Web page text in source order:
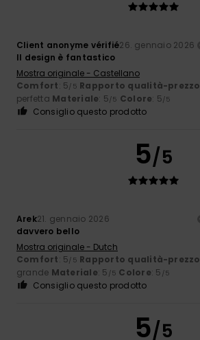
Client anonyme vérifié26. gennaio 2026
Il design è fantastico
Mostra originale - Castellano
Comfort: 5/5 Rapporto qualità-prezzo
perfetta Materiale: 5/5 Colore: 5/5
Consiglio questo prodotto
5/5
Arek21. gennaio 2026
davvero bello
Mostra originale - Dutch
Comfort: 5/5 Rapporto qualità-prezzo
grande Materiale: 5 /5 Colore: 5 /5
Consiglio questo prodotto
5/5